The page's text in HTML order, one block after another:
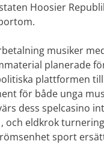
Hoosier
musiker
planerade
plattformen
för både unga
dess spelcasino
och eldkrok
sport